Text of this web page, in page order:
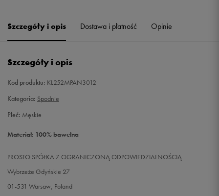
Szczegóły i opis Dostawa i płatność Opinie
Szczegóły i opis
Kod produktu: KL252MPAN3012
Kategoria: Spodnie
Płeć: Męskie
Materiał: 100% bawełna
PROSTO SPÓŁKA Z OGRANICZONĄ ODPOWIEDZIALNOŚCIĄ
Wybrzeże Gdyńskie 27
01-531 Warsaw, Poland